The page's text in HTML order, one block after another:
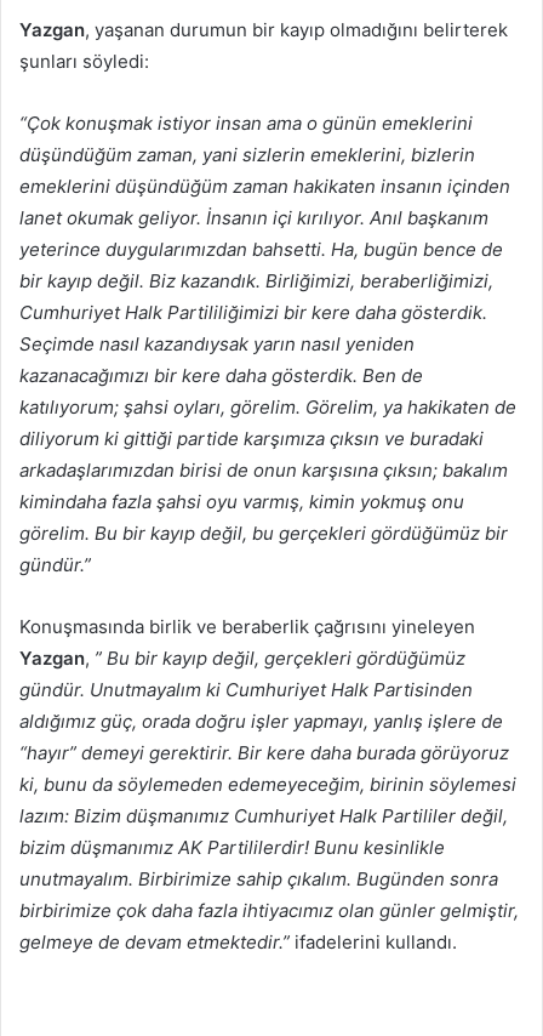
Yazgan, yaşanan durumun bir kayıp olmadığını belirterek
şunları söyledi:
“Çok konuşmak istiyor insan ama o günün emeklerini
düşündüğüm zaman, yani sizlerin emeklerini, bizlerin
emeklerini düşündüğüm zaman hakikaten insanın içinden
lanet okumak geliyor. İnsanın içi kırılıyor. Anıl başkanım
yeterince duygularımızdan bahsetti. Ha, bugün bence de
bir kayıp değil. Biz kazandık. Birliğimizi, beraberliğimizi,
Cumhuriyet Halk Partililiğimizi bir kere daha gösterdik.
Seçimde nasıl kazandıysak yarın nasıl yeniden
kazanacağımızı bir kere daha gösterdik. Ben de
katılıyorum; şahsi oyları, görelim. Görelim, ya hakikaten de
diliyorum ki gittiği partide karşımıza çıksın ve buradaki
arkadaşlarımızdan birisi de onun karşısına çıksın; bakalım
kimindaha fazla şahsi oyu varmış, kimin yokmuş onu
görelim. Bu bir kayıp değil, bu gerçekleri gördüğümüz bir
gündür.”
Konuşmasında birlik ve beraberlik çağrısını yineleyen
Yazgan, ” Bu bir kayıp değil, gerçekleri gördüğümüz
gündür. Unutmayalım ki Cumhuriyet Halk Partisinden
aldığımız güç, orada doğru işler yapmayı, yanlış işlere de
“hayır” demeyi gerektirir. Bir kere daha burada görüyoruz
ki, bunu da söylemeden edemeyeceğim, birinin söylemesi
lazım: Bizim düşmanımız Cumhuriyet Halk Partililer değil,
bizim düşmanımız AK Partililerdir! Bunu kesinlikle
unutmayalım. Birbirimize sahip çıkalım. Bugünden sonra
birbirimize çok daha fazla ihtiyacımız olan günler gelmiştir,
gelmeye de devam etmektedir.” ifadelerini kullandı.